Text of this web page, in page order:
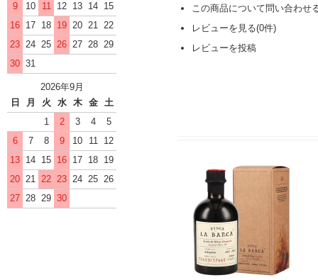
この商品について問い合わせ
レビューを見る(0件)
レビューを投稿
9
10 11 12 13 14 15
16 17 18 19 20 21 22
23 24 25 26 27 28 29
30 31
2026年9月
日
月 火 水 木 金
土
1
2 3 4
5
6
7 8 9 10 11
12
13 14 15 16 17 18 19
20 21 22 23 24 25 26
27 28 29 30